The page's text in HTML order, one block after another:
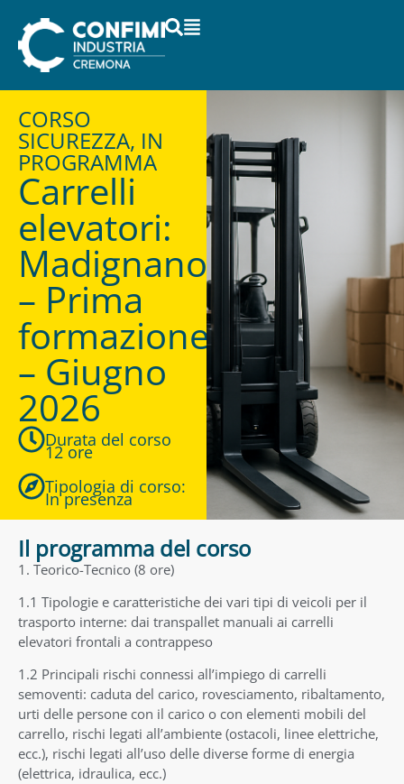
CORSO
SICUREZZA, IN
PROGRAMMA
Carrelli
elevatori:
Madignano
– Prima
formazione
– Giugno
2026
Durata del corso
12 ore
Tipologia di corso:
In presenza
Il programma del corso
1. Teorico-Tecnico (8 ore)
1.1 Tipologie e caratteristiche dei vari tipi di veicoli per il
trasporto interne: dai transpallet manuali ai carrelli
elevatori frontali a contrappeso
1.2 Principali rischi connessi all’impiego di carrelli
semoventi: caduta del carico, rovesciamento, ribaltamento,
urti delle persone con il carico o con elementi mobili del
carrello, rischi legati all’ambiente (ostacoli, linee elettriche,
ecc.), rischi legati all’uso delle diverse forme di energia
(elettrica, idraulica, ecc.)